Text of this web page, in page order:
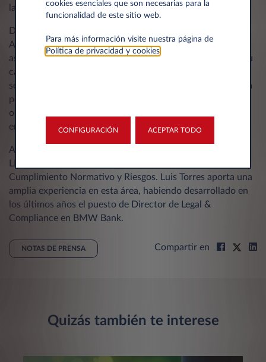
la eficiencia y excelencia en todas las áreas de la empresa.
Diego García-Escudero Vázquez, hasta ahora National Key
Account Manager en el equipo comercial de Leasys,
asumirá el cargo de Director Comercial. Reconocido por su
capacidad para diseñar y ejecutar estrategias comerciales,
será responsable de liderar los esfuerzos para consolidar la
posición de la compañía en el mercado y ampliar las
oportunidades de negocio en todos los canales de la
empresa.
Adicionalmente se incorpora al equipo de Dirección
Cumplimiento Normativo y Riesgos. Luis Torres aporta una
amplia experiencia en esta área, habiendo desarrollado en
los últimos años el puesto de Director de Legal &
Compliance en BMW Bank.
NOTAS DE PRENSA Compartir en
Quizás también te interese
cookies esenciales que son necesarias para la
funcionalidad de este sitio web.
Para más información visite nuestra página de
Política de privacidad y cookies.
CONFIGURACIÓN ACEPTAR TODO